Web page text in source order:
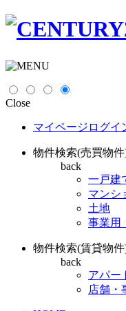
Close
マイページログイ
物件検索(売買物
back
一戸建
マンシ
土地
事業用
物件検索(賃貸物
back
アパー
店舗・